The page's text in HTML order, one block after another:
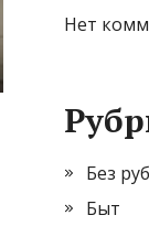
Нет
Без
Быт